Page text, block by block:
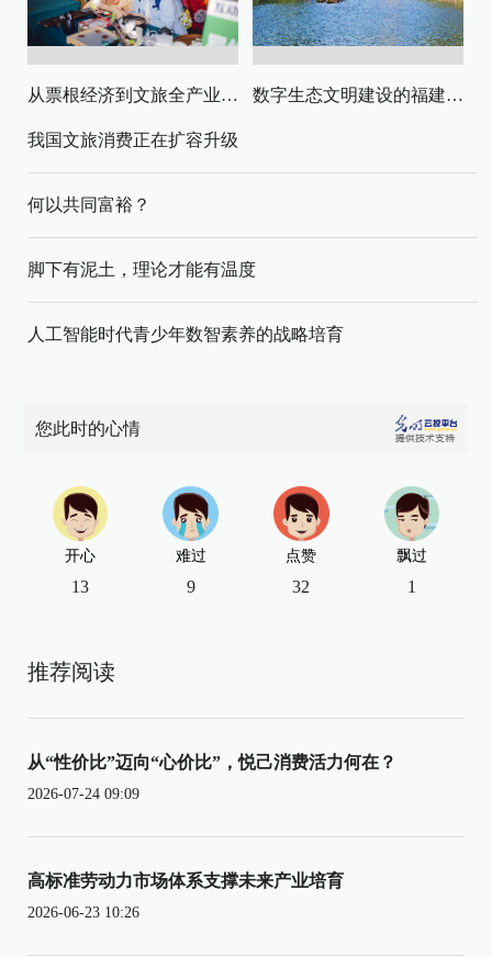
从票根经济到文旅全产业链升级 数字生态文明建设的福建路径与启示
我国文旅消费正在扩容升级
何以共同富裕？
脚下有泥土，理论才能有温度
人工智能时代青少年数智素养的战略培育
您此时的心情
开心
13
难过
9
点赞
32
飘过
1
推荐阅读
从“性价比”迈向“心价比”，悦己消费活力何在？
2026-07-24 09:09
高标准劳动力市场体系支撑未来产业培育
2026-06-23 10:26